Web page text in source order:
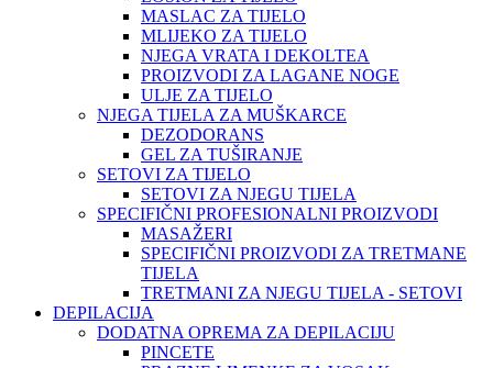
MASLAC ZA TIJELO
MLIJEKO ZA TIJELO
NJEGA VRATA I DEKOLTEA
PROIZVODI ZA LAGANE NOGE
ULJE ZA TIJELO
NJEGA TIJELA ZA MUŠKARCE
DEZODORANS
GEL ZA TUŠIRANJE
SETOVI ZA TIJELO
SETOVI ZA NJEGU TIJELA
SPECIFIČNI PROFESIONALNI PROIZVODI
MASAŽERI
SPECIFIČNI PROIZVODI ZA TRETMANE
TIJELA
TRETMANI ZA NJEGU TIJELA - SETOVI
DEPILACIJA
DODATNA OPREMA ZA DEPILACIJU
PINCETE